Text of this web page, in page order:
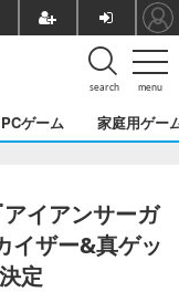
menu
search
PCゲーム 家庭用ゲー
イアンサーガ
イザー&真ゲッ
定